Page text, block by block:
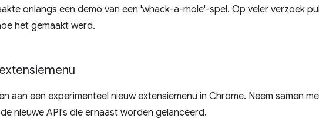
onlangs een demo van een 'whack-a-mole'-spel. Op veler verzoek
het gemaakt werd.
aan een experimenteel nieuw extensiemenu in Chrome. Neem samen
nieuwe API's die ernaast worden gelanceerd.